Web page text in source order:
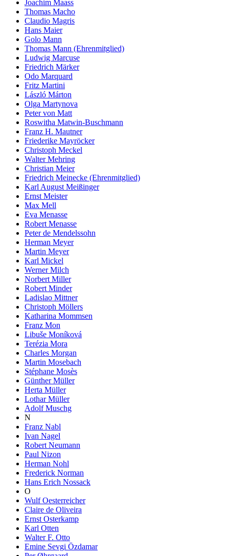
Joachim Maass
Thomas Macho
Claudio Magris
Hans Maier
Golo Mann
Thomas Mann (Ehrenmitglied)
Ludwig Marcuse
Friedrich Märker
Odo Marquard
Fritz Martini
László Márton
Olga Martynova
Peter von Matt
Roswitha Matwin-Buschmann
Franz H. Mautner
Friederike Mayröcker
Christoph Meckel
Walter Mehring
Christian Meier
Friedrich Meinecke (Ehrenmitglied)
Karl August Meißinger
Ernst Meister
Max Mell
Eva Menasse
Robert Menasse
Peter de Mendelssohn
Herman Meyer
Martin Meyer
Karl Mickel
Werner Milch
Norbert Miller
Robert Minder
Ladislao Mittner
Christoph Möllers
Katharina Mommsen
Franz Mon
Libuše Moníková
Terézia Mora
Charles Morgan
Martin Mosebach
Stéphane Mosès
Günther Müller
Herta Müller
Lothar Müller
Adolf Muschg
N
Franz Nabl
Ivan Nagel
Robert Neumann
Paul Nizon
Herman Nohl
Frederick Norman
Hans Erich Nossack
O
Wulf Oesterreicher
Claire de Oliveira
Ernst Osterkamp
Karl Otten
Walter F. Otto
Emine Sevgi Özdamar